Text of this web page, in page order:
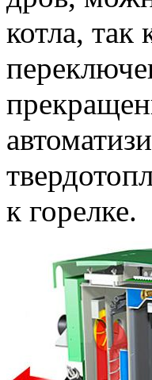
котла, так
к горелке.